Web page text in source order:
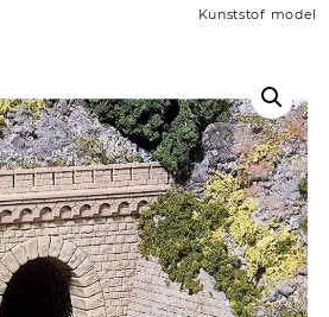
Kunststof model